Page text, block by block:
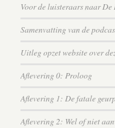
Voor de luisteraars naar
Samenvatting van de
Uitleg opzet website over
Aflevering 0: Proloog
Aflevering 1: De fatale
Aflevering 2: Wel of niet